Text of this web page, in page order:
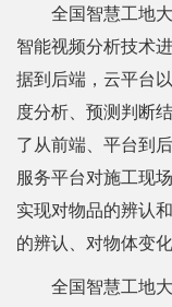
全国智慧工地
智能视频分析技术
据到后端，云平台
度分析、预测判断
了从前端、平台到
服务平台对施工现
实现对物品的辨认
的辨认、对物体变
全国智慧工地